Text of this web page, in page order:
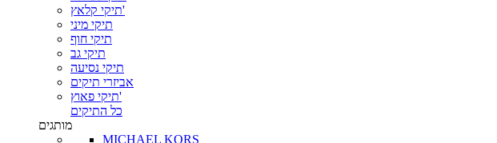
תיקי קלאץ'
תיקי מיני
תיקי חוף
תיקי גב
תיקי נסיעה
אביזרי תיקים
תיקי פאוץ'
כל התיקים
מותגים
MICHAEL KORS